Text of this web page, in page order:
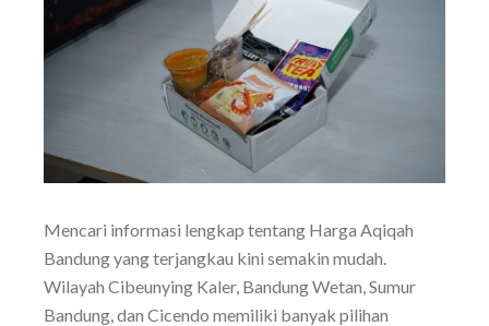
Mencari informasi lengkap tentang Harga Aqiqah
Bandung yang terjangkau kini semakin mudah.
Wilayah Cibeunying Kaler, Bandung Wetan, Sumur
Bandung, dan Cicendo memiliki banyak pilihan